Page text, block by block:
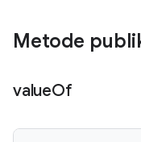
Metode
valueOf